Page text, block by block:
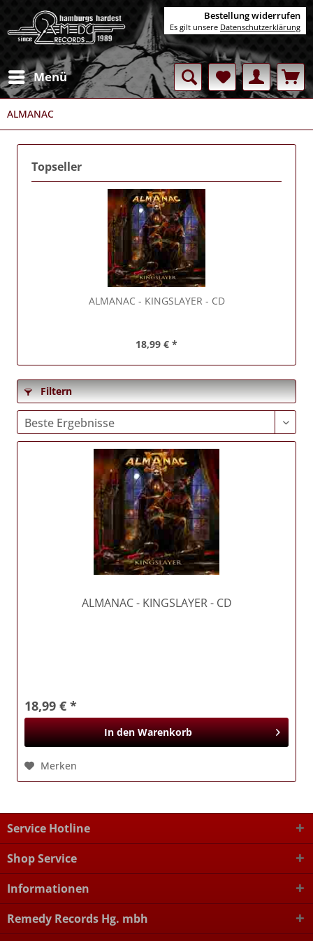
Menü
ALMANAC
Topseller
ALMANAC - KINGSLAYER - CD
18,99 € *
Filtern
ALMANAC- KINGSLAYER - CD
18,99 € *
In den Warenkorb
Merken
Service Hotline
Shop Service
Informationen
Remedy Records Hg. mbh
Bestellung widerrufen
Es gilt unsere Datenschutzerklärung